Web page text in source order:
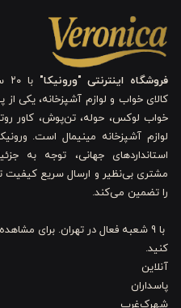
کاربرد بالش پر لوکش ورونیکا مدل
بالشت پر ۱۰
دارند. این محصول ازکالای خواب
افرادی که به دلیل مشکلاتی
کاهش درد، بهبود کیفیت خواب و
بالش پر ۱۰ سانتی‌متری ورونیکا تنها یک کالای خواب نیست؛ بلکه انتخابی سلامت‌محور برای افرادی‌ست که به‌دنبال
فروشگاه اینترنتی "ورونیکا"
کالای خواب و لوازم آشپزخانه، یکی از
خواب لوکس، حوله، تن‌پوش، کاور
لوازم آشپزخانه مینیمال است.
استانداردهای جهانی، توجه به
مشتری بی‌نظیر و ارسال سریع کیفیت
را تضمین می‌کند.
با 9 شعبه فعال در تهران. برای مشاهده آدرس
کنید.
آنلاین
پاسداران
شهرک‌غرب